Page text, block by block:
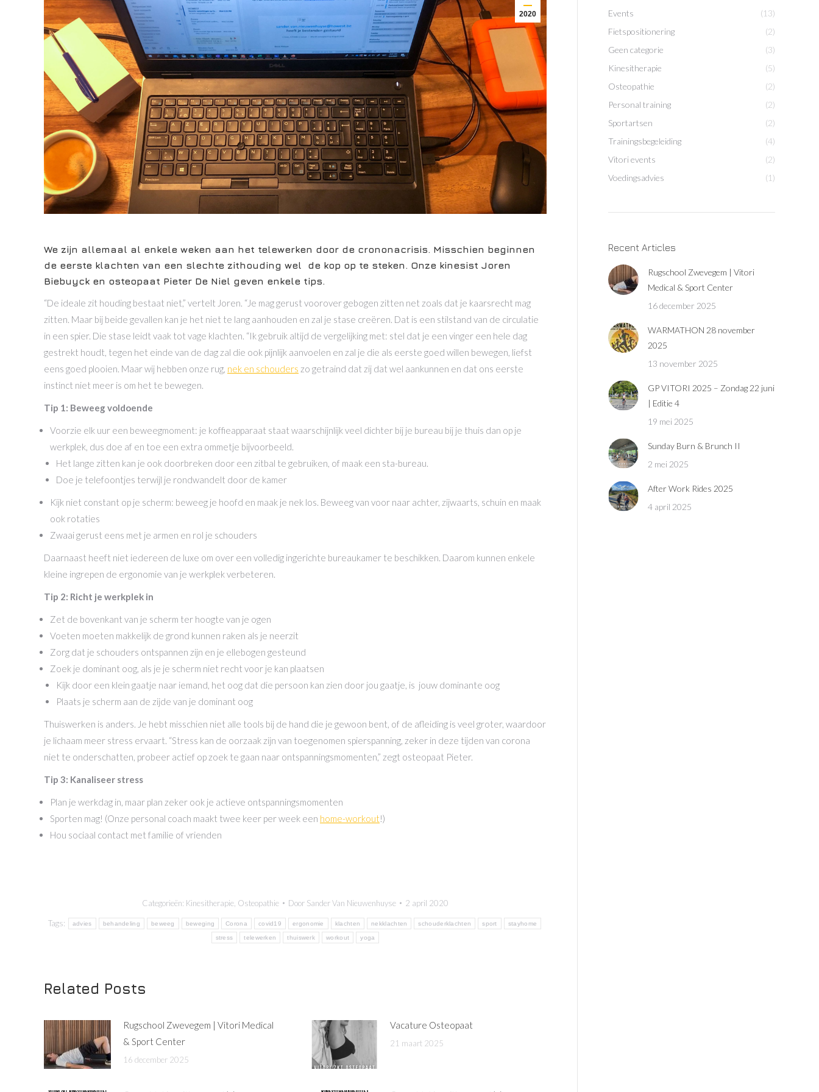
2020
We zijn allemaal al enkele weken aan het telewerken door de crononacrisis. Misschien beginnen
de eerste klachten van een slechte zithouding wel de kop op te steken. Onze kinesist Joren
Biebuyck en osteopaat Pieter De Niel geven enkele tips.
“De ideale zit houding bestaat niet,” vertelt Joren. “Je mag gerust voorover gebogen zitten net zoals dat je kaarsrecht mag
zitten. Maar bij beide gevallen kan je het niet te lang aanhouden en zal je stase creëren. Dat is een stilstand van de circulatie
in een spier. Die stase leidt vaak tot vage klachten. “Ik gebruik altijd de vergelijking met: stel dat je een vinger een hele dag
gestrekt houdt, tegen het einde van de dag zal die ook pijnlijk aanvoelen en zal je die als eerste goed willen bewegen, liefst
eens goed plooien. Maar wij hebben onze rug, nek en schouders zo getraind dat zij dat wel aankunnen en dat ons eerste
instinct niet meer is om het te bewegen.
Tip 1: Beweeg voldoende
Voorzie elk uur een beweegmoment: je koffieapparaat staat waarschijnlijk veel dichter bij je bureau bij je thuis dan op je
werkplek, dus doe af en toe een extra ommetje bijvoorbeeld.
Het lange zitten kan je ook doorbreken door een zitbal te gebruiken, of maak een sta-bureau.
Doe je telefoontjes terwijl je rondwandelt door de kamer
Kijk niet constant op je scherm: beweeg je hoofd en maak je nek los. Beweeg van voor naar achter, zijwaarts, schuin en maak
ook rotaties
Zwaai gerust eens met je armen en rol je schouders
Daarnaast heeft niet iedereen de luxe om over een volledig ingerichte bureaukamer te beschikken. Daarom kunnen enkele
kleine ingrepen de ergonomie van je werkplek verbeteren.
Tip 2: Richt je werkplek in
Zet de bovenkant van je scherm ter hoogte van je ogen
Voeten moeten makkelijk de grond kunnen raken als je neerzit
Zorg dat je schouders ontspannen zijn en je ellebogen gesteund
Zoek je dominant oog, als je je scherm niet recht voor je kan plaatsen
Kijk door een klein gaatje naar iemand, het oog dat die persoon kan zien door jou gaatje, is jouw dominante oog
Plaats je scherm aan de zijde van je dominant oog
Thuiswerken is anders. Je hebt misschien niet alle tools bij de hand die je gewoon bent, of de afleiding is veel groter, waardoor
je lichaam meer stress ervaart. “Stress kan de oorzaak zijn van toegenomen spierspanning, zeker in deze tijden van corona
niet te onderschatten, probeer actief op zoek te gaan naar ontspanningsmomenten,” zegt osteopaat Pieter.
Tip 3: Kanaliseer stress
Plan je werkdag in, maar plan zeker ook je actieve ontspanningsmomenten
Sporten mag! (Onze personal coach maakt twee keer per week een home-workout!)
Hou sociaal contact met familie of vrienden
Categorieën: Kinesitherapie Osteopathie Door Sander Van Nieuwenhuyse 2 april 2020
Tags: advies behandeling beweeg beweging Corona covid19 ergonomie klachten nekklachten schouderklachten sport stayhome
stress telewerken thuiswerk workout yoga
Related Posts
Rugschool Zwevegem | Vitori Medical
& Sport Center
16 december 2025
Vacature Osteopaat
21 maart 2025
Events
(13)
Fietspositionering
(2)
Geen categorie
(3)
Kinesitherapie
(5)
Osteopathie
(2)
Personal training
(2)
Sportartsen
(2)
Trainingsbegeleiding
(4)
Vitori events
(2)
Voedingsadvies
(1)
Recent Articles
Rugschool Zwevegem | Vitori
Medical & Sport Center
16 december 2025
WARMATHON 28 november
2025
13 november 2025
GP VITORI 2025 – Zondag 22 juni
| Editie 4
19 mei 2025
Sunday Burn & Brunch II
2 mei 2025
After Work Rides 2025
4 april 2025